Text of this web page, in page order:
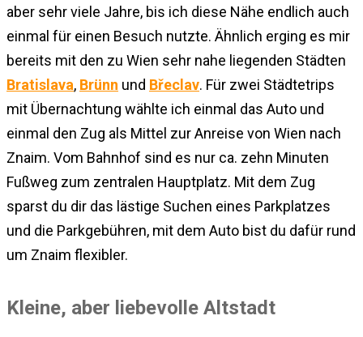
aber sehr viele Jahre, bis ich diese Nähe endlich auch
einmal für einen Besuch nutzte. Ähnlich erging es mir
bereits mit den zu Wien sehr nahe liegenden Städten
Bratislava, Brünn und Břeclav. Für zwei Städtetrips
mit Übernachtung wählte ich einmal das Auto und
einmal den Zug als Mittel zur Anreise von Wien nach
Znaim. Vom Bahnhof sind es nur ca. zehn Minuten
Fußweg zum zentralen Hauptplatz. Mit dem Zug
sparst du dir das lästige Suchen eines Parkplatzes
und die Parkgebühren, mit dem Auto bist du dafür rund
um Znaim flexibler.
Kleine, aber liebevolle Altstadt